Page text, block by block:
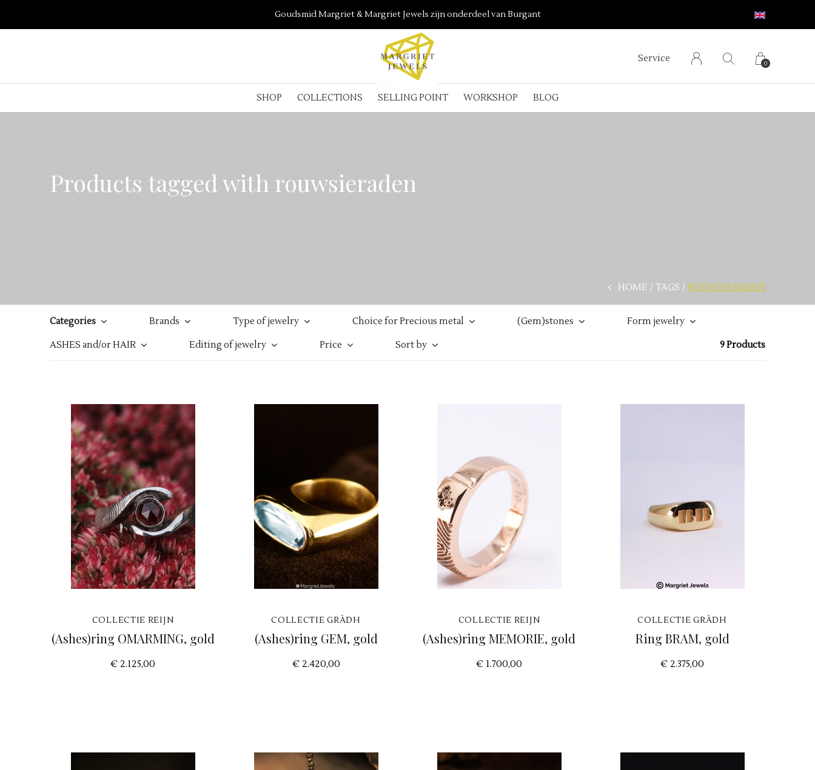
SHOP COLLECTIONS SELLING POINT WORKSHOP BLOG
Service 0
Goudsmid Margriet & Margriet Jewels zijn onderdeel van Burgant
Products tagged with rouwsieraden
HOME TAGS ROUWSIERADEN
Categories Brands Type of jewelry Choice for Precious metal (Gem)stones Form jewelry
ASHES and/or HAIR Editing of jewelry Price Sort by 9 Products
COLLECTIE REIJN
(Ashes)ring OMARMING, gold
€ 2.125,00
COLLECTIE GRÀDH
(Ashes)ring GEM, gold
€ 2.420,00
COLLECTIE REIJN
(Ashes)ring MEMORIE, gold
€ 1.700,00
COLLECTIE GRÀDH
Ring BRAM, gold
€ 2.375,00